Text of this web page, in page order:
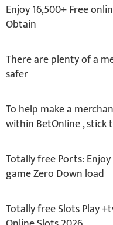
Enjoy 16,500+ Free
Obtain
There are plenty of a
safer
To help make a
within BetOnline ,
Totally free Ports:
game Zero Down load
Totally free Slots Play